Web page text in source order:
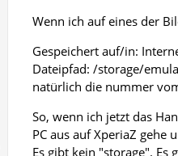
Wenn ich auf eines der
Gespeichert auf/in:
Dateipfad: /storage/
natürlich die nummer
So, wenn ich jetzt das
PC aus auf XperiaZ gehe
Es gibt kein "storage". Es